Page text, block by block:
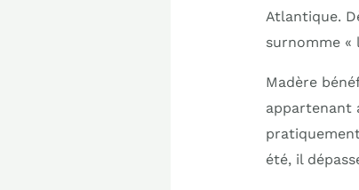
Atlantique.
surnomme «
Madère
appartenant
été, il